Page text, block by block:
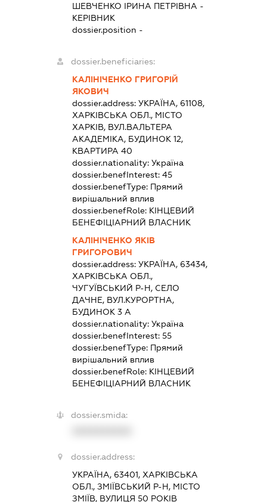
ШЕВЧЕНКО ІРИНА ПЕТРІВНА -
КЕРІВНИК
dossier.position -
dossier.beneficiaries:
КАЛІНІЧЕНКО ГРИГОРІЙ
ЯКОВИЧ
dossier.address: УКРАЇНА, 61108,
ХАРКІВСЬКА ОБЛ., МІСТО
ХАРКІВ, ВУЛ.ВАЛЬТЕРА
АКАДЕМІКА, БУДИНОК 12,
КВАРТИРА 40
dossier.nationality: Україна
dossier.benefInterest: 45
dossier.benefType: Прямий
вирішальний вплив
dossier.benefRole: КІНЦЕВИЙ
БЕНЕФІЦІАРНИЙ ВЛАСНИК
КАЛІНІЧЕНКО ЯКІВ
ГРИГОРОВИЧ
dossier.address: УКРАЇНА, 63434,
ХАРКІВСЬКА ОБЛ.,
ЧУГУЇВСЬКИЙ Р-Н, СЕЛО
ДАЧНЕ, ВУЛ.КУРОРТНА,
БУДИНОК 3 А
dossier.nationality: Україна
dossier.benefInterest: 55
dossier.benefType: Прямий
вирішальний вплив
dossier.benefRole: КІНЦЕВИЙ
БЕНЕФІЦІАРНИЙ ВЛАСНИК
dossier.smida:
dossier.address:
УКРАЇНА, 63401, ХАРКІВСЬКА
ОБЛ., ЗМІЇВСЬКИЙ Р-Н, МІСТО
ЗМІЇВ, ВУЛИЦЯ 50 РОКІВ